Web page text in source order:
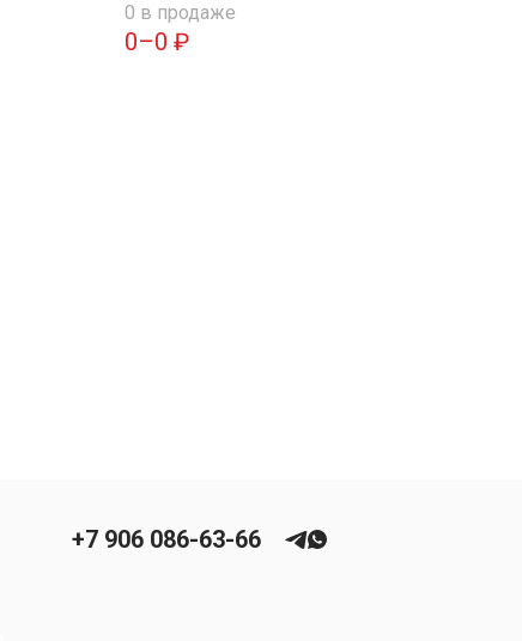
0 в продаже
0–0 ₽
+7 906 086-63-66